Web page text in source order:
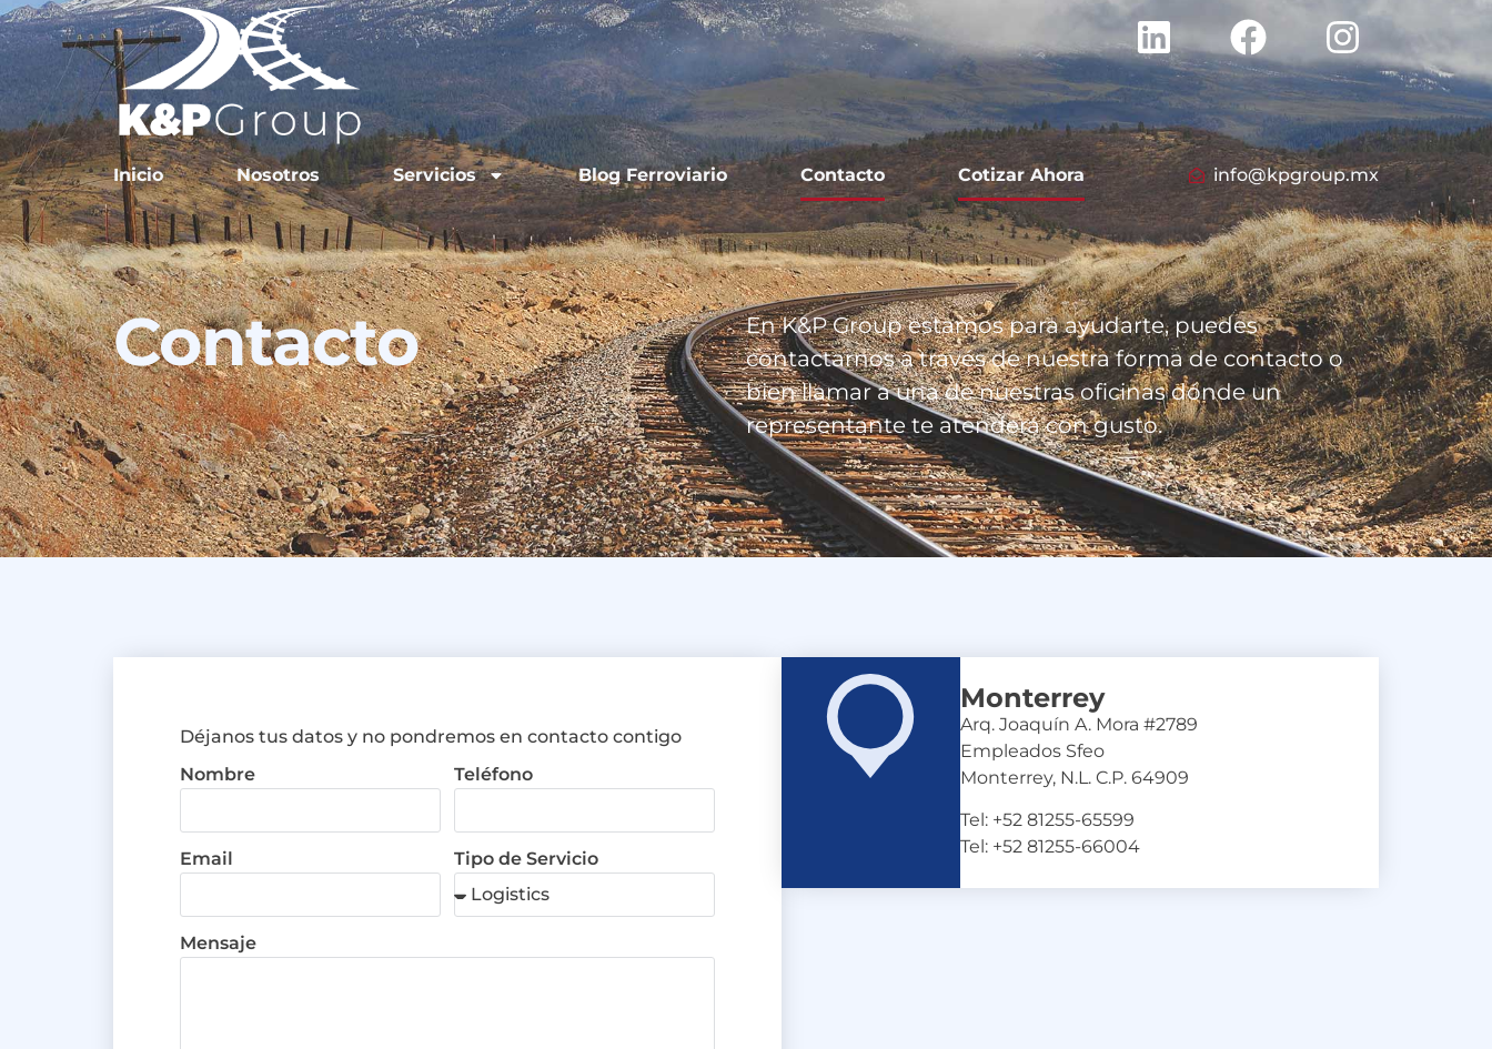
Inicio Nosotros Servicios Blog Ferroviario Contacto Cotizar Ahora info@kpgroup.mx
Contacto
En K&P Group estamos para ayudarte, puedes
contactarnos a través de nuestra forma de contacto o
bien llamar a una de nuestras oficinas dónde un
representante te atenderá con gusto.
Déjanos tus datos y no pondremos en contacto contigo
Nombre
Teléfono
Email Tipo de Servicio
Mensaje
Monterrey
Arq. Joaquín A. Mora #2789
Empleados Sfeo
Monterrey, N.L. C.P. 64909
Tel: +52 81255-65599
Tel: +52 81255-66004